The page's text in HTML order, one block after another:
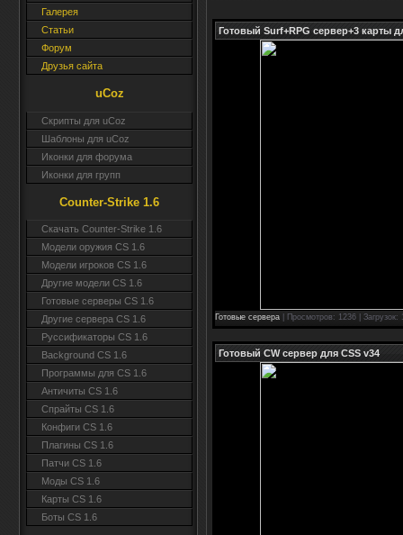
Галерея
Статьи
Форум
Друзья сайта
uCoz
Скрипты для uCoz
Шаблоны для uCoz
Иконки для форума
Иконки для групп
Counter-Strike 1.6
Скачать Counter-Strike 1.6
Модели оружия CS 1.6
Модели игроков CS 1.6
Другие модели CS 1.6
Готовые серверы CS 1.6
Другие сервера CS 1.6
Руссификаторы CS 1.6
Background CS 1.6
Программы для CS 1.6
Античиты CS 1.6
Спрайты CS 1.6
Конфиги CS 1.6
Плагины CS 1.6
Патчи CS 1.6
Моды CS 1.6
Карты CS 1.6
Боты CS 1.6
Готовый Surf+RPG сервер+3 карты
Готовые сервера | Просмотров: 1236 |
Готовый CW сервер для CSS v34